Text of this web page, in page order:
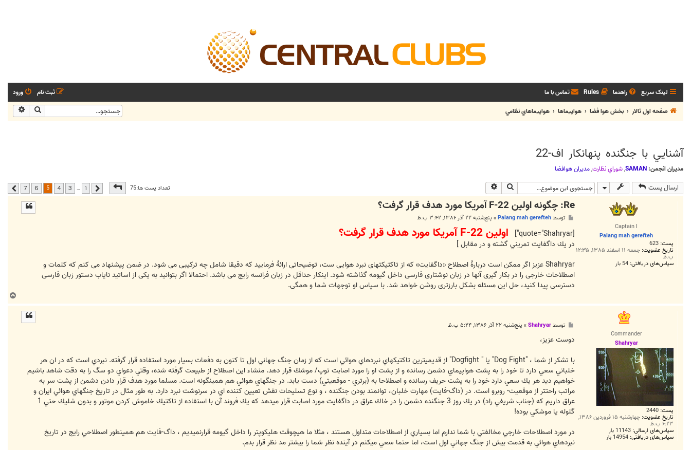
لینک سریع راهنما Rules تماس با ما ورود
ثبت نام
صفحه اول تالار
بخش هوا فضا هواپيماها هواپيماهاي نظامي جستجو
آشنايي با جنگنده پنهانکار اف-22
مدیران انجمن: SAMAN
,شوراي نظارت,مديران هوافضا
ارسال پست جستجو تعداد پست ها:75صفحه از7 قبلی 1
…
3
4
5
6
7 بعدی
Captain I
Palang mah gerefteh
پست: 623
تاریخ عضویت: جمعه ۱۱ اسفند ۱۳۸۵, ۱۲:۳۵
ب.ظ
سپاس‌های دریافتی: 54 بار
Re: چگونه اولين F-22 آمريكا مورد هدف قرار گرفت؟
ت
توسطPalang mah gerefteh
» پنج‌شنبه ۲۲ آذر ۱۳۸۶, ۳:۴۲ ب.ظ
[quote="Shahryar"] اولين F-22 آمريكا مورد هدف قرار گرفت؟
در يك داگفايت تمريني گشته و در مقابل ]
Shahryar عزیز اگر ممکن است دربارۀ اصطلاح «داگفایت» که از تاکتیکتهای نبرد هوایی ست، توضیحاتی ارائۀ فرمایید که دقیقا شامل چه ترکیبی می شود. در ضمن پیشنهاد می کنم که کلمات و
اصطلاحات خارجی را در بکار گیری آنها در زبان نوشتاری فارسی داخل گیومه گذاشته شود. اینکار حداقل در زبان فرانسه رایج می باشد. احتمالا اگر بتوانید به یکی از اساتید نایاب دستور زبان فارسی
دسترسی پیدا کنید، حل این مسئله بشکل بارزتری روشن خواهد شد. با سپاس او توجهات شما و همگی.
ا
Commander
Shahryar
پست: 2440
تاریخ عضویت: چهارشنبه ۱۵ فروردین ۱۳۸۶,
۶:۲۳ ب.ظ
سپاس‌های ارسالی: 11143 بار
سپاس‌های دریافتی: 14954 بار
ت
توسطShahryar
» پنج‌شنبه ۲۲ آذر ۱۳۸۶, ۵:۲۴ ب.ظ
دوست عزيز،
با تشكر از شما ، "Dog Fight" يا " Dogfight" از قديميترين تاكتيكهاي نبردهاي هوائي است كه از زمان جنگ جهاني اول تا كنون به دفعات بسيار مورد استفاده قرار گرفته. نبردي است كه در ان هر
خلباني سعي دارد تا خود را به پشت هواپيماي دشمن رسانده و از پشت او را مورد اصابت توپ/ موشك قرار دهد. منشاء اين اصطلاح از طبيعت گرفته شده، وقتي دعواي دو سگ را به دقت شاهد باشيم
خواهيم ديد هر يك سعي دارد خود را به پشت حريف رسانده و اصطلاحا به (برتري - موقعيتي) دست يابد. در جنگهاي هوائي هم همينگونه است. مسلما مورد هدف قرار دادن دشمن از پشت سر به
مراتب راحتتر از موقعيت- روبرو است. در (داگ-فايت) مهارت خلبان، توانمند بودن جنگنده ، و نوع تسليحات نقش تعيين كننده اي در سرنوشت نبرد دارد. به طور مثال در تاريخ جنگهاي هوائي ايران و
عراق داريم كه (جناب شريفي راد) در يك روز 3 جنگنده دشمن را در خاك عراق در داگفايت مورد اصابت قرار ميدهد كه يك فروند آن با استفاده از تاكتيك خاموش كردن موتور و بدون شليك حتي 1
گلوله يا موشكي بوده!
در مورد اصطلاحات خارجي مخالفتي با شما ندارم اما بسياري از اصطلاحات متداول هستند ، مثلا ما هيچوقت هليكوپتر را داخل گيومه قرارنميديم ، داگ-فايت هم همينطور اصطلاحي رايج در تاريخ
نبردهاي هوائي به قدمت بيش از جنگ جهاني اول است، اما حتما سعي ميكنم در آينده نظر شما را بيشتر مد نظر قرار بدم.